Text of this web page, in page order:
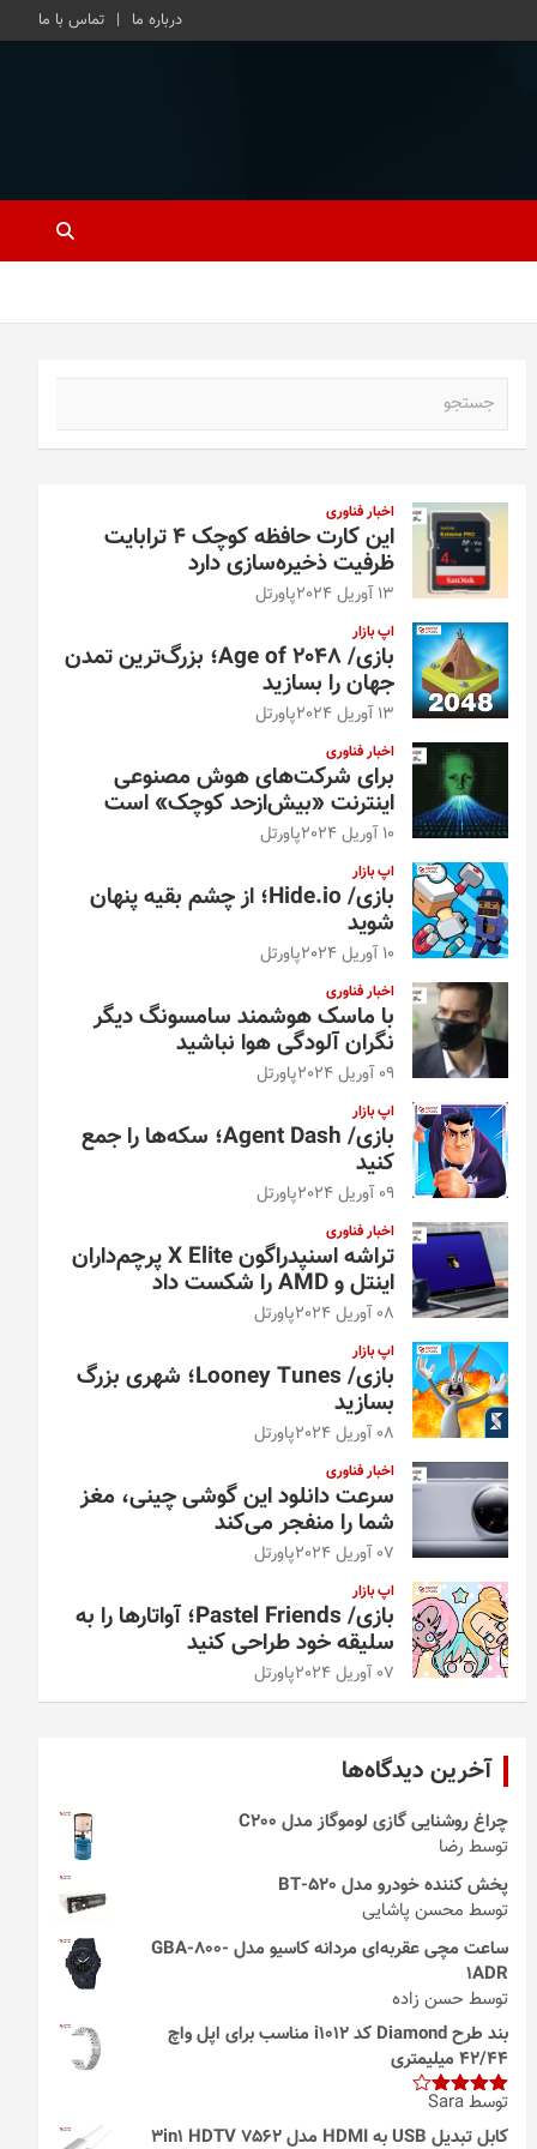
درباره ما تماس با ما
اخبار فناوری
این کارت حافظه کوچک ۴ ترابایت
ظرفیت ذخیره‌سازی دارد
13 آوریل 2024 پاورتل
اپ بازار
بازی/ Age of 2048؛ بزرگ‌ترین تمدن
جهان را بسازید
13 آوریل 2024 پاورتل
اخبار فناوری
برای شرکت‌های هوش مصنوعی
اینترنت «بیش‌از‌حد کوچک» است
10 آوریل 2024 پاورتل
اپ بازار
بازی/ Hide.io؛ از چشم بقیه پنهان
شوید
10 آوریل 2024 پاورتل
اخبار فناوری
با ماسک هوشمند سامسونگ دیگر
نگران آلودگی هوا نباشید
09 آوریل 2024 پاورتل
اپ بازار
بازی/ Agent Dash؛ سکه‌ها را جمع
کنید
09 آوریل 2024 پاورتل
اخبار فناوری
تراشه اسنپدراگون X Elite پرچم‌داران
اینتل و AMD را شکست داد
08 آوریل 2024 پاورتل
اپ بازار
بازی/ Looney Tunes؛ شهری بزرگ
بسازید
08 آوریل 2024 پاورتل
اخبار فناوری
سرعت دانلود این گوشی چینی، مغز
شما را منفجر می‌کند
07 آوریل 2024 پاورتل
اپ بازار
بازی/ Pastel Friends؛ آواتارها را به
سلیقه خود طراحی کنید
07 آوریل 2024 پاورتل
آخرین دیدگاه‌ها
چراغ روشنایی گازی لوموگاز مدل C200
توسط رضا
پخش کننده خودرو مدل 520-BT
توسط محسن پاشایی
ساعت مچی عقربه‌ای مردانه کاسیو مدل GBA-800-
1ADR
توسط حسن زاده
بند طرح Diamond کد i1012 مناسب برای اپل واچ
42/44 میلیمتری
امتیاز4
از 5
توسط Sara
کابل تبدیل USB به HDMI مدل 3in1 HDTV 7562